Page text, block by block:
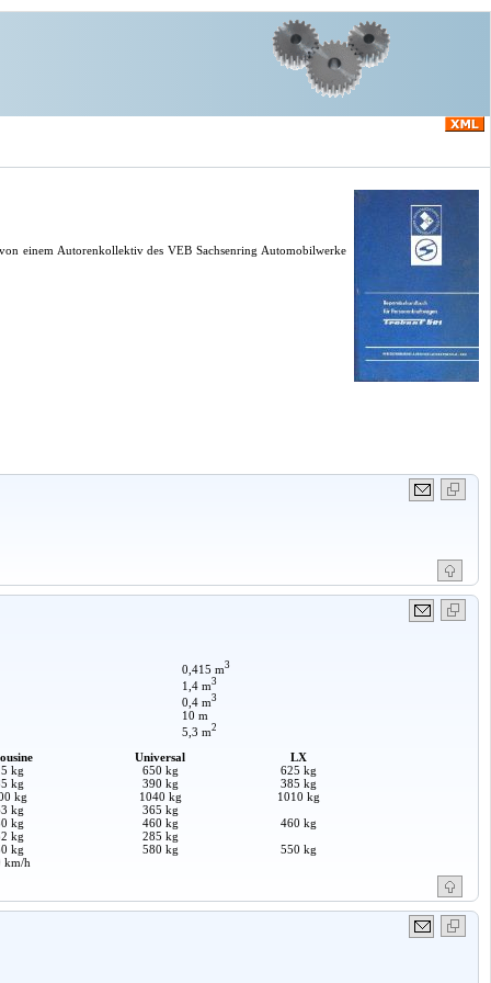
einem Autorenkollektiv des VEB Sachsenring Automobilwerke
0,415 m3
1,4 m3
0,4 m3
10 m
5,3 m2
Universal
LX
kg 650 kg
625 kg
kg 390 kg
385 kg
kg 1040 kg
1010 kg
kg
365 kg
kg 460 kg
460 kg
kg
285 kg
kg 580 kg
550 kg
km/h